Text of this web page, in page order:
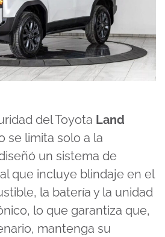
delToyota Land
se limita solo a la
un sistema de
que incluye blindaje en el
la batería y la unidad
lo que garantiza que,
mantenga su